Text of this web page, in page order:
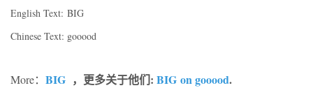
English Text: BIG
Chinese Text: gooood
More： BIG ，更多关于他们: BIG on gooood.